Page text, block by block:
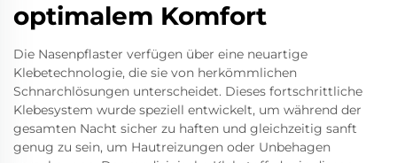
optimalem Komfort
Die Nasenpflaster verfügen über eine neuartige
Klebetechnologie, die sie von herkömmlichen
Schnarchlösungen unterscheidet. Dieses fortschrittliche
Klebesystem wurde speziell entwickelt, um während der
gesamten Nacht sicher zu haften und gleichzeitig sanft
genug zu sein, um Hautreizungen oder Unbehagen